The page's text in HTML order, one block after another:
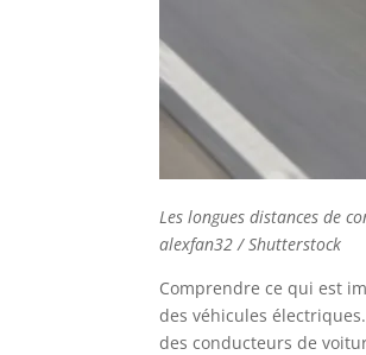
Les longues distances de
alexfan32 / Shutterstock
Comprendre ce qui est
des véhicules
des conducteurs de